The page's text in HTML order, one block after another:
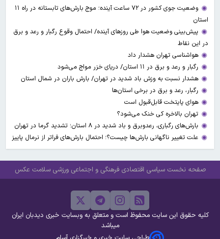
وضعیت جوی کشور در ۷۲ ساعت آینده؛ موج بارش‌های تابستانه در راه ۱۱
استان
پیش‌بینی وضعیت هوا طی روزهای آینده/ احتمال وقوع رگبار و رعد و برق
در این نقاط
هواشناسی تهران هشدار داد
رگبار و رعد و برق در ۱۱ استان‌/ دریای خزر مواج می‌شود
هشدار نسبت به وزش باد شدید در تهران/ بارش باران در شمال استان
رگبار، رعد و برق در برخی استان‌ها
هوای پایتخت قابل‌قبول است
تهران بالاخره کی خنک می‌شود؟
بارش‌های رگباری، رعدوبرق و باد شدید در ۸ استان؛ تشدید گرما در تهران
علت تغییر ناگهانی بارش‌ها چیست؟؛ احتمال بارش‌های فراتر از نرمال پاییز
صفحه نخست سیاسی اقتصادی فرهنگی و اجتماعی ورزشی سلامت عکس
کلیه حقوق این سایت محفوظ است و متعلق به وبسایت خبری دیدبان ایران
میباشد